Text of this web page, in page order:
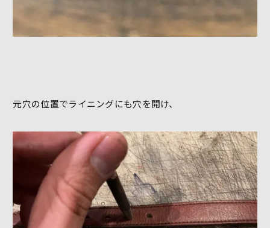
元穴の位置でライニングにも穴を開け、